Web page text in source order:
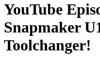
YouTube
Snapmaker
Toolchanger!